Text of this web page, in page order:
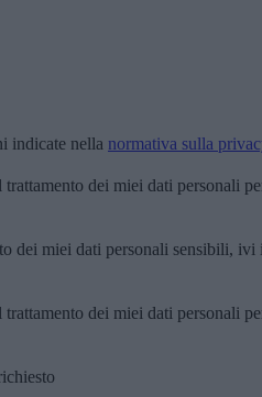
indicate nella normativa sulla
trattamento dei miei dati personali
dei miei dati personali sensibili,
trattamento dei miei dati personali